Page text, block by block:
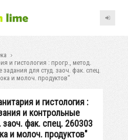
и гистология : прогр., метод.
для студ. заоч. фак. спец.
и молоч. продуктов"
и гистология :
и контрольные
фак. спец. 260303
и молоч. продуктов"